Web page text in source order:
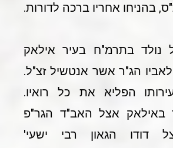
בהניחו אחריו ברכה לדורות.
נולד בתרמ"ח בעיר אילאק
לאביו הג"ר אשר אנטשיל זצ"ל.
הפליא את כל רואיו.
באילאק אצל האב"ד הגר"פ
דודו הגאון רבי ישעי'